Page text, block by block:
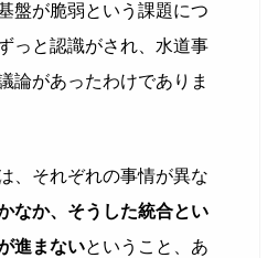
盤が脆弱という課題につ
っと認識がされ、水道事
論があったわけでありま
、それぞれの事情が異な
なか、そうした統合とい
進まないということ、あ